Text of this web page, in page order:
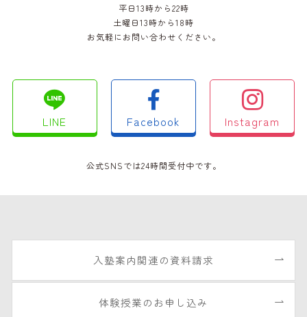
平日13時から22時
土曜日13時から18時
お気軽にお問い合わせください。
LINE Facebook Instagram
公式SNSでは24時間受付中です。
入塾案内関連の資料請求
体験授業のお申し込み